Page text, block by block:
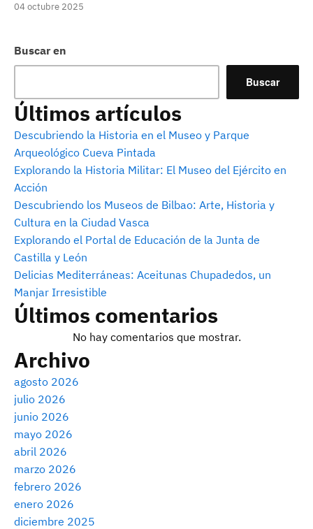
Buscar en
Buscar
Últimos artículos
Descubriendo la Historia en el Museo y Parque
Arqueológico Cueva Pintada
Explorando la Historia Militar: El Museo del Ejército en
Acción
Descubriendo los Museos de Bilbao: Arte, Historia y
Cultura en la Ciudad Vasca
Explorando el Portal de Educación de la Junta de
Castilla y León
Delicias Mediterráneas: Aceitunas Chupadedos, un
Manjar Irresistible
Últimos comentarios
No hay comentarios que mostrar.
Archivo
agosto 2026
julio 2026
junio 2026
mayo 2026
abril 2026
marzo 2026
febrero 2026
enero 2026
diciembre 2025
04 octubre 2025